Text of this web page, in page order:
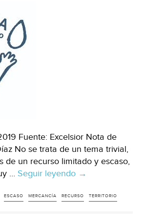
Fuente: Excelsior Nota de
No se trata de un tema trivial,
de un recurso limitado y escaso,
… Seguir leyendo CDMX:
falso
→
ESCASO MERCANCÍA RECURSO TERRITORIO